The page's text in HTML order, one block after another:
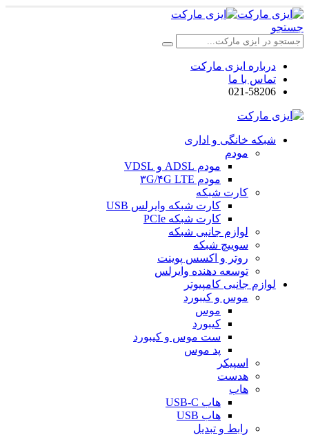
جستجو
درباره ایزی مارکت
تماس با ما
021-58206
شبکه خانگی و اداری
مودم
مودم ADSL و VDSL
مودم ۳G/۴G LTE
کارت شبکه
کارت شبکه وایرلس USB
کارت شبکه PCIe
لوازم جانبی شبکه
سوییچ شبکه
روتر و اکسس پوینت
توسعه دهنده وایرلس
لوازم جانبی کامپیوتر
موس و کیبورد
موس
کیبورد
ست موس و کیبورد
پد موس
اسپیکر
هدست
هاب
هاب USB-C
هاب USB
رابط و تبدیل